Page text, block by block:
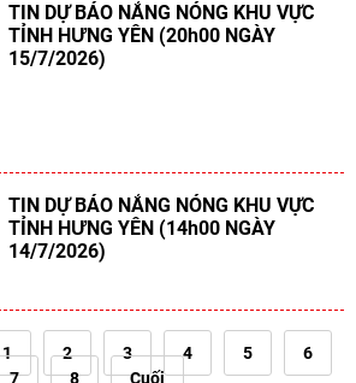
TIN DỰ BÁO NẮNG NÓNG KHU VỰC
TỈNH HƯNG YÊN (20h00 NGÀY
15/7/2026)
TIN DỰ BÁO NẮNG NÓNG KHU VỰC
TỈNH HƯNG YÊN (14h00 NGÀY
14/7/2026)
1 2 3 4 5
6
7
8 Cuối